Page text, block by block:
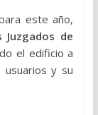
este año,
de
el edificio a
usuarios y su